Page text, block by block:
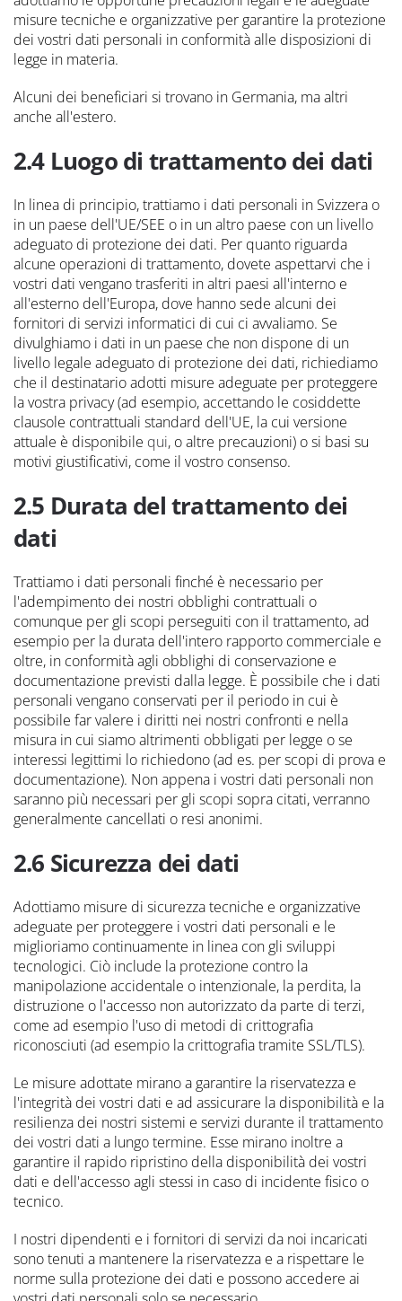
misure tecniche e organizzative per garantire la protezione
dei vostri dati personali in conformità alle disposizioni di
legge in materia.
Alcuni dei beneficiari si trovano in Germania, ma altri
anche all'estero.
2.4 Luogo di trattamento dei dati
In linea di principio, trattiamo i dati personali in Svizzera o
in un paese dell'UE/SEE o in un altro paese con un livello
adeguato di protezione dei dati. Per quanto riguarda
alcune operazioni di trattamento, dovete aspettarvi che i
vostri dati vengano trasferiti in altri paesi all'interno e
all'esterno dell'Europa, dove hanno sede alcuni dei
fornitori di servizi informatici di cui ci avvaliamo. Se
divulghiamo i dati in un paese che non dispone di un
livello legale adeguato di protezione dei dati, richiediamo
che il destinatario adotti misure adeguate per proteggere
la vostra privacy (ad esempio, accettando le cosiddette
clausole contrattuali standard dell'UE, la cui versione
attuale è disponibile qui, o altre precauzioni) o si basi su
motivi giustificativi, come il vostro consenso.
2.5 Durata del trattamento dei
dati
Trattiamo i dati personali finché è necessario per
l'adempimento dei nostri obblighi contrattuali o
comunque per gli scopi perseguiti con il trattamento, ad
esempio per la durata dell'intero rapporto commerciale e
oltre, in conformità agli obblighi di conservazione e
documentazione previsti dalla legge. È possibile che i dati
personali vengano conservati per il periodo in cui è
possibile far valere i diritti nei nostri confronti e nella
misura in cui siamo altrimenti obbligati per legge o se
interessi legittimi lo richiedono (ad es. per scopi di prova e
documentazione). Non appena i vostri dati personali non
saranno più necessari per gli scopi sopra citati, verranno
generalmente cancellati o resi anonimi.
2.6 Sicurezza dei dati
Adottiamo misure di sicurezza tecniche e organizzative
adeguate per proteggere i vostri dati personali e le
miglioriamo continuamente in linea con gli sviluppi
tecnologici. Ciò include la protezione contro la
manipolazione accidentale o intenzionale, la perdita, la
distruzione o l'accesso non autorizzato da parte di terzi,
come ad esempio l'uso di metodi di crittografia
riconosciuti (ad esempio la crittografia tramite SSL/TLS).
Le misure adottate mirano a garantire la riservatezza e
l'integrità dei vostri dati e ad assicurare la disponibilità e la
resilienza dei nostri sistemi e servizi durante il trattamento
dei vostri dati a lungo termine. Esse mirano inoltre a
garantire il rapido ripristino della disponibilità dei vostri
dati e dell'accesso agli stessi in caso di incidente fisico o
tecnico.
I nostri dipendenti e i fornitori di servizi da noi incaricati
sono tenuti a mantenere la riservatezza e a rispettare le
norme sulla protezione dei dati e possono accedere ai